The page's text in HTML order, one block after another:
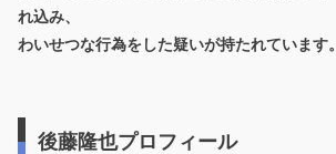
れ込み、
わいせつな行為をした疑いが持たれています。
後藤隆也プロフィール